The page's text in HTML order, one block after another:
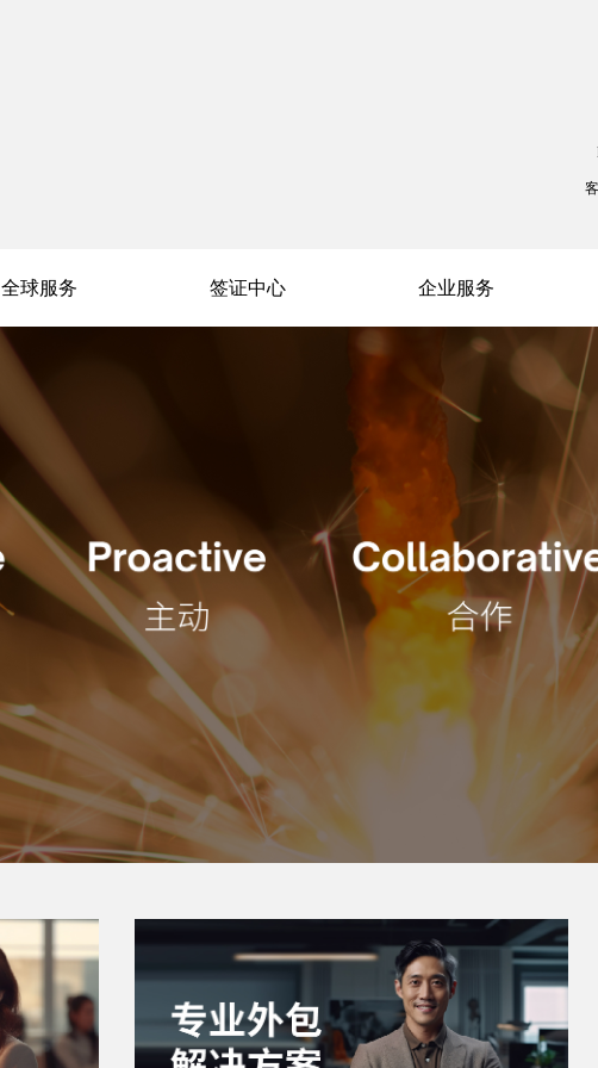
全球服务 签证中心 企业服务